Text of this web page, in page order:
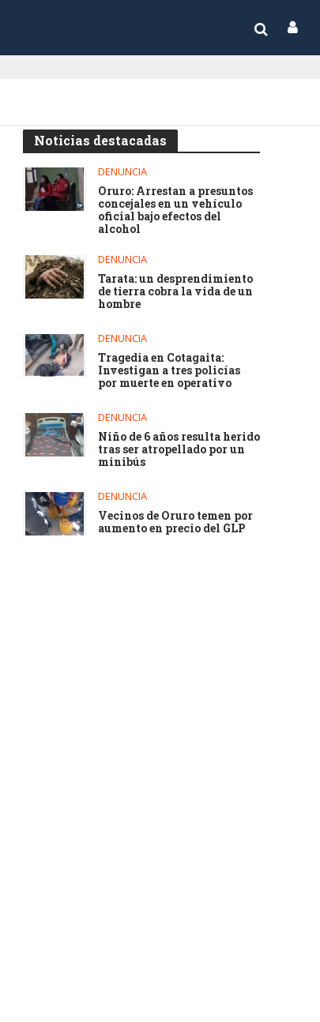
Noticias destacadas
DENUNCIA
Oruro: Arrestan a presuntos
concejales en un vehículo
oficial bajo efectos del
alcohol
DENUNCIA
Tarata: un desprendimiento
de tierra cobra la vida de un
hombre
DENUNCIA
Tragedia en Cotagaita:
Investigan a tres policías
por muerte en operativo
DENUNCIA
Niño de 6 años resulta herido
tras ser atropellado por un
minibús
DENUNCIA
Vecinos de Oruro temen por
aumento en precio del GLP